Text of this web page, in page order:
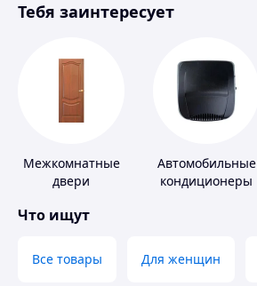
Инструмент
Тебя заинтересует
Межкомнатные
двери
Автомобильные
кондиционеры
Что ищут
Все товары Для женщин